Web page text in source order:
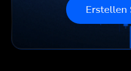
Erstellen